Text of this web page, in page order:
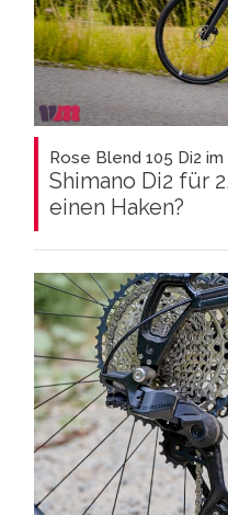
Rose Blend 105 Di2 im
Shimano Di2 für
einen Haken?